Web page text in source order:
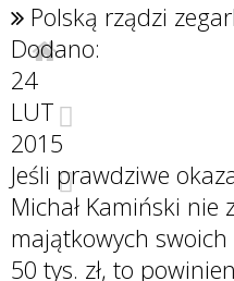
Polską rządzi
Dodano:
24
LUT
2015
Jeśli prawdziwe
Michał Kamiński nie
majątkowych
50 tys. zł, to